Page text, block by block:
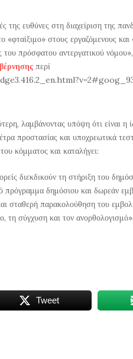
ευθύνες στη διαχείριση της
«φταίξιμο» στους εργαζόμενους και
του πρόσφατου αντεργατικού
περί
λαμβάνοντας υπόψη ότι είναι η
προστασίας και υποχρεωτικά
κόμματος και καταλήγει:
διεκδικούν τη στήριξη του
πρόγραμμα δημόσιου και δωρεάν
σταθερή παρακολούθηση του
τη σύγχυση και τον ανορθολογισμό».
Tweet